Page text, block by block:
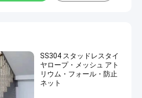
SS304 スタッドレスタイ
ヤロープ・メッシュ アト
リウム・フォール・防止
ネット